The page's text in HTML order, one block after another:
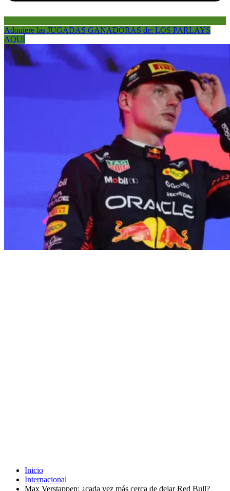
Adquiere las JUGADAS GANADORAS de: LOS PARLAYS
AQUÍ
Inicio
Internacional
Max Verstappen: ¿cada vez más cerca de dejar Red Bull?